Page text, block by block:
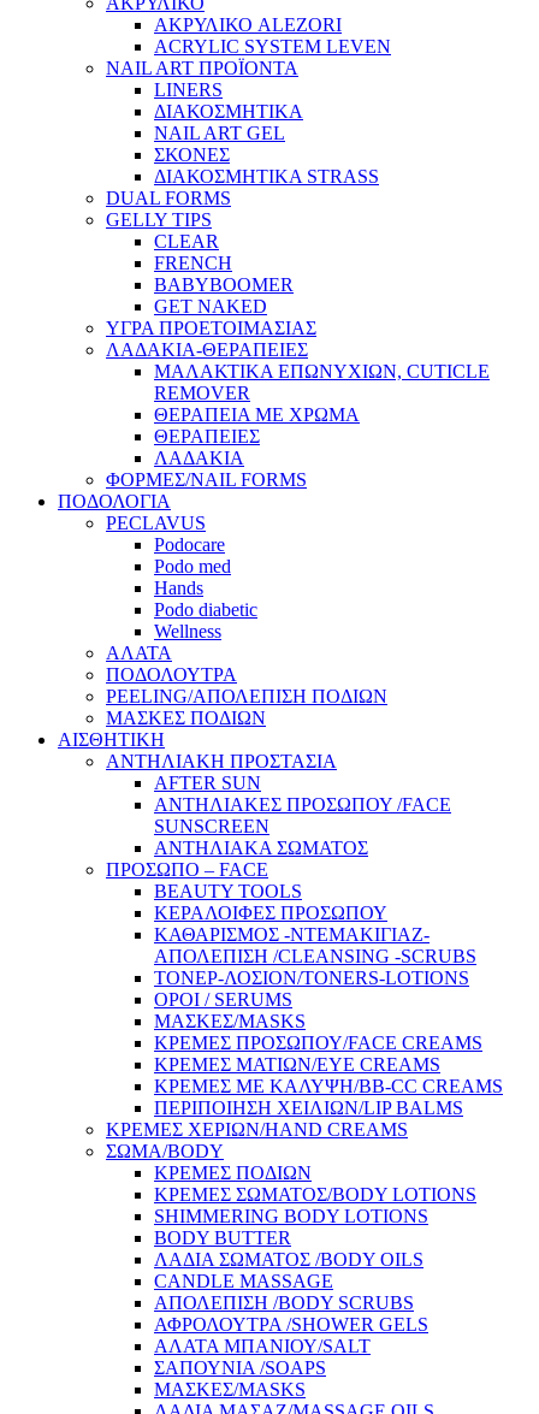
ΑΚΡΥΛΙΚΟ ALEZORI
ACRYLIC SYSTEM LEVEN
NAIL ART ΠΡΟΪΟΝΤΑ
LINERS
ΔΙΑΚΟΣΜΗΤΙΚΑ
NAIL ART GEL
ΣΚΟΝΕΣ
ΔΙΑΚΟΣΜΗΤΙΚΑ STRASS
DUAL FORMS
GELLY TIPS
CLEAR
FRENCH
BABYBOOMER
GET NAKED
ΥΓΡΑ ΠΡΟΕΤΟΙΜΑΣΙΑΣ
ΛΑΔΑΚΙΑ-ΘΕΡΑΠΕΙΕΣ
ΜΑΛΑΚΤΙΚΑ ΕΠΩΝΥΧΙΩΝ, CUTICLE
REMOVER
ΘΕΡΑΠΕΙΑ ΜΕ ΧΡΩΜΑ
ΘΕΡΑΠΕΙΕΣ
ΛΑΔΑΚΙΑ
ΦΟΡΜΕΣ/NAIL FORMS
ΠΟΔΟΛΟΓΙΑ
PECLAVUS
Podocare
Podo med
Hands
Podo diabetic
Wellness
ΑΛΑΤΑ
ΠΟΔΟΛΟΥΤΡΑ
PEELING/ΑΠΟΛΕΠΙΣΗ ΠΟΔΙΩΝ
ΜΑΣΚΕΣ ΠΟΔΙΩΝ
ΑΙΣΘΗΤΙΚΗ
ΑΝΤΗΛΙΑΚΗ ΠΡΟΣΤΑΣΙΑ
AFTER SUN
ΑΝΤΗΛΙΑΚΕΣ ΠΡΟΣΩΠΟΥ /FACE
SUNSCREEN
ΑΝΤΗΛΙΑΚΑ ΣΩΜΑΤΟΣ
ΠΡΟΣΩΠΟ – FACE
BEAUTY TOOLS
ΚΕΡΑΛΟΙΦΕΣ ΠΡΟΣΩΠΟΥ
ΚΑΘΑΡΙΣΜΟΣ -ΝΤΕΜΑΚΙΓΙΑΖ-
ΑΠΟΛΕΠΙΣΗ /CLEANSING -SCRUBS
ΤΟΝΕΡ-ΛΟΣΙΟΝ/TONERS-LOTIONS
ΟΡΟΙ / SERUMS
ΜΑΣΚΕΣ/MASKS
ΚΡΕΜΕΣ ΠΡΟΣΩΠΟΥ/FACE CREAMS
ΚΡΕΜΕΣ ΜΑΤΙΩΝ/EYE CREAMS
ΚΡΕΜΕΣ ΜΕ ΚΑΛΥΨΗ/BB-CC CREAMS
ΠΕΡΙΠΟΙΗΣΗ ΧΕΙΛΙΩΝ/LIP BALMS
ΚΡΕΜΕΣ ΧΕΡΙΩΝ/HAND CREAMS
ΣΩΜΑ/BODY
ΚΡΕΜΕΣ ΠΟΔΙΩΝ
ΚΡΕΜΕΣ ΣΩΜΑΤΟΣ/BODY LOTIONS
SHIMMERING BODY LOTIONS
BODY BUTTER
ΛΑΔΙΑ ΣΩΜΑΤΟΣ /BODY OILS
CANDLE MASSAGE
ΑΠΟΛΕΠΙΣΗ /BODY SCRUBS
ΑΦΡΟΛΟΥΤΡΑ /SHOWER GELS
ΑΛΑΤΑ ΜΠΑΝΙΟΥ/SALT
ΣΑΠΟΥΝΙΑ /SOAPS
ΜΑΣΚΕΣ/MASKS